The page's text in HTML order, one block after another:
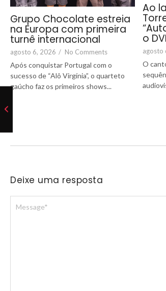
Grupo Chocolate estreia
na Europa com primeira
turnê internacional
agosto 6, 2026 / No Comments
Após conquistar Portugal com o
sucesso de “Alô Virgínia”, o quarteto
gaúcho faz os primeiros shows...
Ao
o
agosto
O
Deixe uma resposta